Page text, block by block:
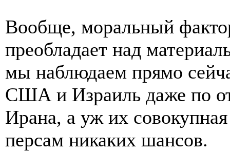
Вообще, моральный
преобладает над
мы наблюдаем прямо
США и Израиль даже по
Ирана, а уж их
персам никаких шансов.